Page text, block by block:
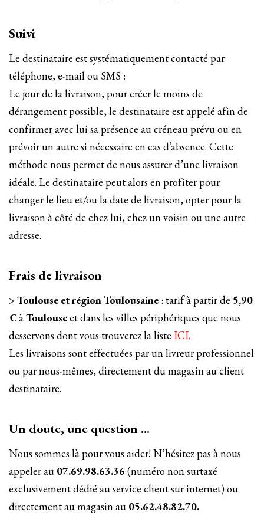
Suivi
Le destinataire est systématiquement contacté par
téléphone, e-mail ou SMS :
Le jour de la livraison, pour créer le moins de
dérangement possible, le destinataire est appelé afin de
confirmer avec lui sa présence au créneau prévu ou en
prévoir un autre si nécessaire en cas d’absence. Cette
méthode nous permet de nous assurer d’une livraison
idéale. Le destinataire peut alors en profiter pour
changer le lieu et/ou la date de livraison, opter pour la
livraison à côté de chez lui, chez un voisin ou une autre
adresse.
Frais de livraison
> Toulouse et région Toulousaine : tarif à partir de 5,90
€àToulouseet dans les villes périphériques que nous
desservons dont vous trouverez la liste ICI.
Les livraisons sont effectuées par un livreur professionnel
ou par nous-mêmes, directement du magasin au client
destinataire.
Un doute, une question …
Nous sommes là pour vous aider! N’hésitez pas à nous
appeler au 07.69.98.63.36 (numéro non surtaxé
exclusivement dédié au service client sur internet) ou
directement au magasin au 05.62.48.82.70.